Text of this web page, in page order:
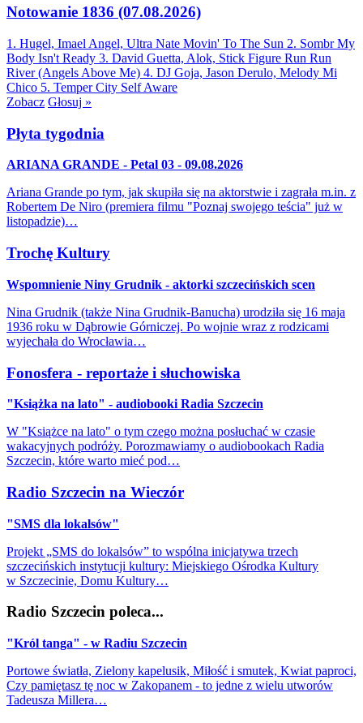
Notowanie 1836 (07.08.2026)
1. Hugel, Imael Angel, Ultra Nate Movin' To The Sun 2. Sombr My
Body Isn't Ready 3. David Guetta, Alok, Stick Figure Run Run
River (Angels Above Me) 4. DJ Goja, Jason Derulo, Melody Mi
Chico 5. Temper City Self Aware
Zobacz Głosuj »
Płyta tygodnia
ARIANA GRANDE - Petal 03 - 09.08.2026
Ariana Grande po tym, jak skupiła się na aktorstwie i zagrała m.in. z
Robertem De Niro (premiera filmu "Poznaj swojego teścia" już w
listopadzie)…
Trochę Kultury
Wspomnienie Niny Grudnik - aktorki szczecińskich scen
Nina Grudnik (także Nina Grudnik-Banucha) urodziła się 16 maja
1936 roku w Dąbrowie Górniczej. Po wojnie wraz z rodzicami
wyjechała do Wrocławia…
Fonosfera - reportaże i słuchowiska
"Książka na lato" - audiobooki Radia Szczecin
W "Książce na lato" o tym czego można posłuchać w czasie
wakacyjnych podróży. Porozmawiamy o audiobookach Radia
Szczecin, które warto mieć pod…
Radio Szczecin na Wieczór
"SMS dla lokalsów"
Projekt „SMS do lokalsów” to wspólna inicjatywa trzech
szczecińskich instytucji kultury: Miejskiego Ośrodka Kultury
w Szczecinie, Domu Kultury…
Radio Szczecin poleca...
"Król tanga" - w Radiu Szczecin
Portowe światła, Zielony kapelusik, Miłość i smutek, Kwiat paproci,
Czy pamiętasz tę noc w Zakopanem - to jedne z wielu utworów
Tadeusza Millera…